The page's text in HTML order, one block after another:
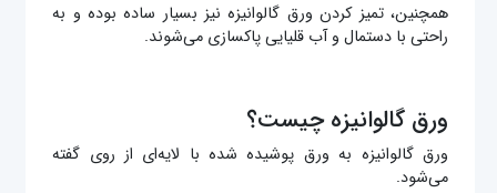
همچنین، تمیز کردن ورق گالوانیزه نیز بسیار ساده بوده و به
راحتی با دستمال و آب قلیایی پاکسازی می‌شوند.
ورق گالوانیزه چیست؟
ورق گالوانیزه به ورق پوشیده شده با لایه‌ای از روی گفته
می‌شود.